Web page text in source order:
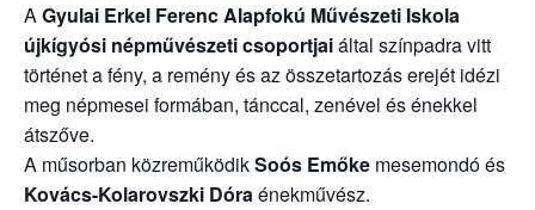
AGyulai Erkel Ferenc Alapfokú Művészeti Iskola
újkígyósi népművészeti csoportjaiáltal színpadra vitt
történet a fény, a remény és az összetartozás erejét idézi
meg népmesei formában, tánccal, zenével és énekkel
átszőve.
A műsorban közreműködikSoós Emőke mesemondó és
Kovács-Kolarovszki Dóraénekművész.